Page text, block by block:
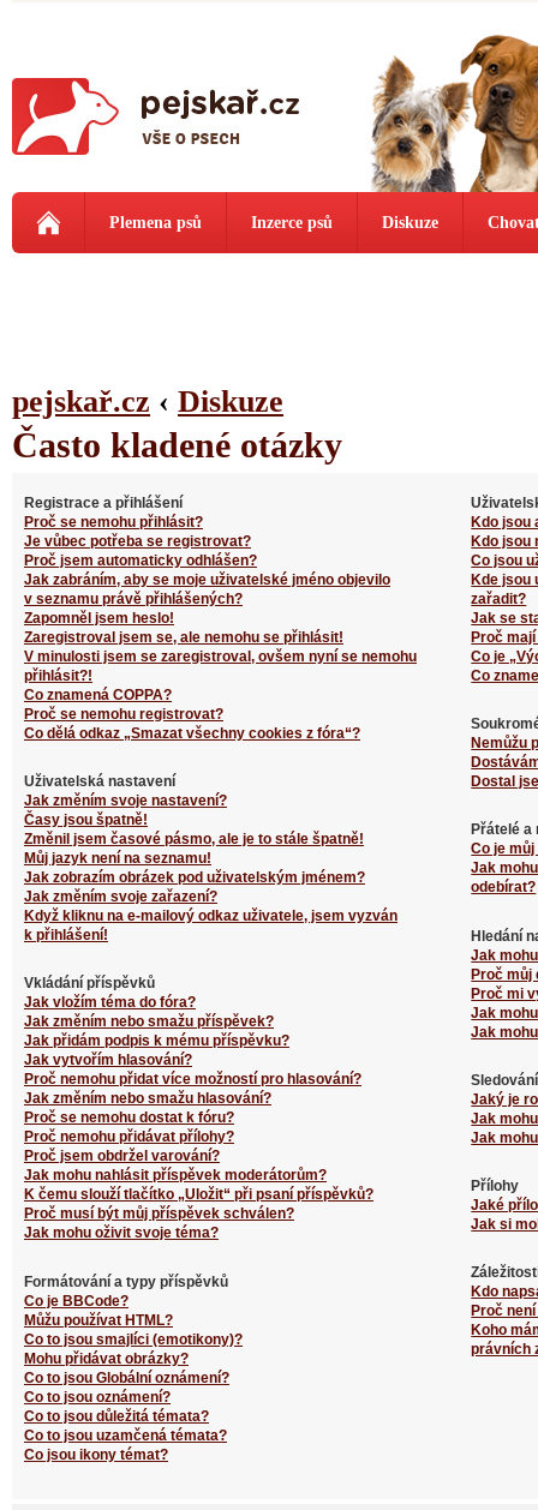
Plemena psů Inzerce psů Diskuze
pejskař.cz ‹ Diskuze
Často kladené otázky
Registrace a přihlášení
Proč se nemohu přihlásit?
Je vůbec potřeba se registrovat?
Proč jsem automaticky odhlášen?
Jak zabráním, aby se moje uživatelské jméno objevilo
v seznamu právě přihlášených?
Zapomněl jsem heslo!
Zaregistroval jsem se, ale nemohu se přihlásit!
V minulosti jsem se zaregistroval, ovšem nyní se nemohu
přihlásit?!
Co znamená COPPA?
Proč se nemohu registrovat?
Co dělá odkaz „Smazat všechny cookies z fóra“?
Uživatelská nastavení
Jak změním svoje nastavení?
Časy jsou špatně!
Změnil jsem časové pásmo, ale je to stále špatně!
Můj jazyk není na seznamu!
Jak zobrazím obrázek pod uživatelským jménem?
Jak změním svoje zařazení?
Když kliknu na e-mailový odkaz uživatele, jsem vyzván
k přihlášení!
Vkládání příspěvků
Jak vložím téma do fóra?
Jak změním nebo smažu příspěvek?
Jak přidám podpis k mému příspěvku?
Jak vytvořím hlasování?
Proč nemohu přidat více možností pro hlasování?
Jak změním nebo smažu hlasování?
Proč se nemohu dostat k fóru?
Proč nemohu přidávat přílohy?
Proč jsem obdržel varování?
Jak mohu nahlásit příspěvek moderátorům?
K čemu slouží tlačítko „Uložit“ při psaní příspěvků?
Proč musí být můj příspěvek schválen?
Jak mohu oživit svoje téma?
Formátování a typy příspěvků
Co je BBCode?
Můžu používat HTML?
Co to jsou smajlíci (emotikony)?
Mohu přidávat obrázky?
Co to jsou Globální oznámení?
Co to jsou oznámení?
Co to jsou důležitá témata?
Co to jsou uzamčená témata?
Co jsou ikony témat?
Kdo jsou
Kdo jsou
Co jsou
Kde jsou
zařadit?
Jak se
Proč
Co je
Co
Nemůžu
Dostal
Přátelé a
Co je
Jak
odebírat?
Hledání
Jak
Proč můj
Proč mi
Jak
Jak
Jaký je
Jak
Jak
Přílohy
Jaké
Jak si
Kdo
Proč
Koho
právních